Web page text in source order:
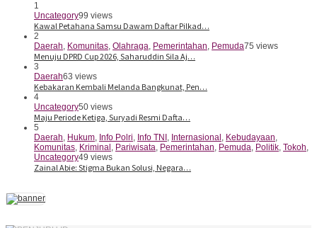
1
Uncategory99 views
Kawal Petahana Samsu Dawam Daftar Pilkad…
2
Daerah, Komunitas, Olahraga, Pemerintahan, Pemuda75 views
Menuju DPRD Cup 2026, Saharuddin Sila Aj…
3
Daerah63 views
Kebakaran Kembali Melanda Bangkunat, Pen…
4
Uncategory50 views
Maju Periode Ketiga, Suryadi Resmi Dafta…
5
Daerah, Hukum, Info Polri, Info TNI , Internasional , Kebudayaan,
Komunitas, Kriminal , Pariwisata, Pemerintahan, Pemuda, Politik, Tokoh,
Uncategory49 views
Zainal Abie: Stigma Bukan Solusi, Negara…